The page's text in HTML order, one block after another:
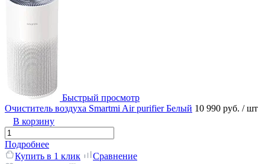
Быстрый просмотр
Очиститель воздуха Smartmi Air purifier Белый 10 990 руб. / шт
В корзину
Подробнее
Купить в 1 клик
Сравнение